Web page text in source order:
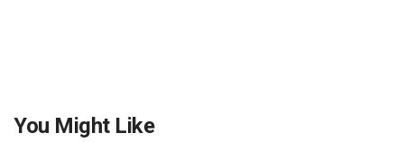
You Might Like